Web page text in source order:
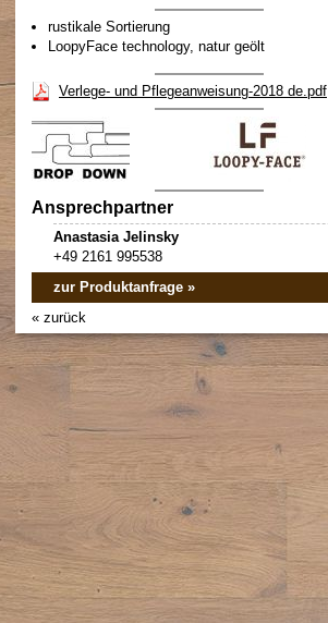
rustikale Sortierung
LoopyFace technology, natur geölt
Verlege- und Pflegeanweisung-2018 de.pdf
Ansprechpartner
Anastasia Jelinsky
+49 2161 995538
zur Produktanfrage »
« zurück